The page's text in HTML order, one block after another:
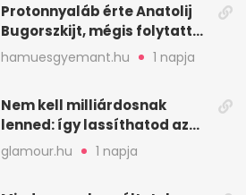
Protonnyaláb érte Anatolij
Bugorszkijt, mégis folytatta
a munkát
hamuesgyemant.hu 1 napja
Nem kell milliárdosnak
lenned: így lassíthatod az
öregedést a biológus szerint
glamour.hu 1 napja